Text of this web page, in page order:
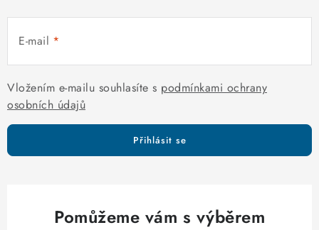
p
r
v
k
y
v
ý
i
E-mail
Vložením e-mailu souhlasíte s podmínkami ochrany
osobních údajů
Přihlásit se
Pomůžeme vám s výběrem